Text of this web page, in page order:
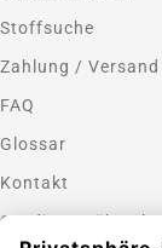
Stoffsuche
Zahlung / Versand
FAQ
Glossar
Kontakt
Gardinen nähen